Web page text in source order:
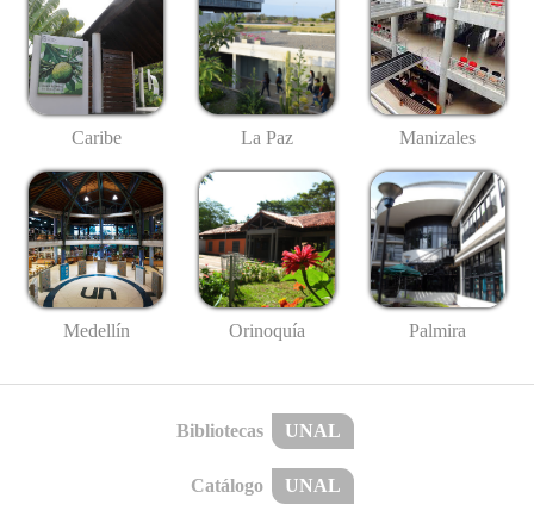
Caribe La Paz Manizales
Medellín Orinoquía Palmira
Bibliotecas UNAL
Catálogo UNAL